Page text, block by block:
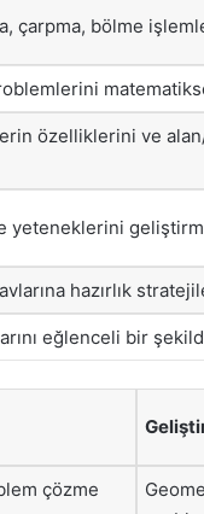
çarpma, bölme
özelliklerini ve alan/
yeteneklerini
hazırlık
eğlenceli bir
çözme